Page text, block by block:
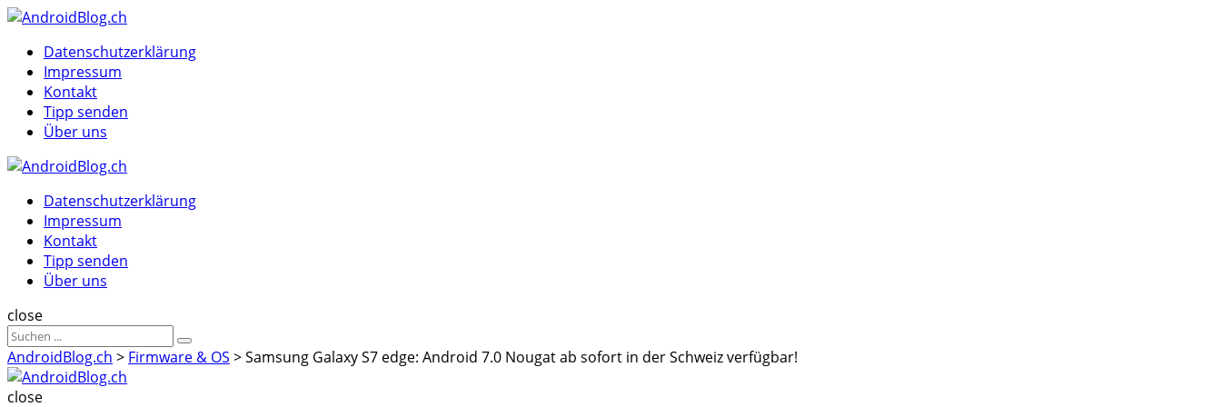
Menu
MenuDatenschutzerklärung
Impressum
Kontakt
Tipp senden
Über uns
Datenschutzerklärung
Impressum
Kontakt
Tipp senden
Über uns
Suche
close
Sucheergebnisse
für
Suche
AndroidBlog.ch > Firmware & OS >Samsung Galaxy S7 edge: Android 7.0 Nougat ab sofort in der Schweiz verfügbar!
close